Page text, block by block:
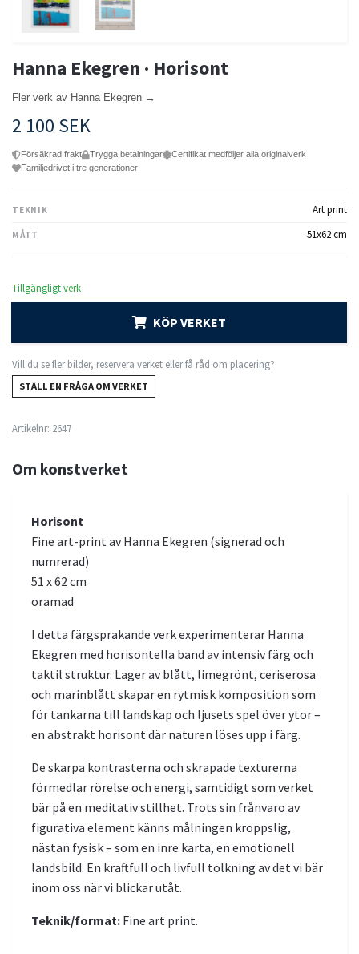
Hanna Ekegren · Horisont
Fler verk av Hanna Ekegren →
2 100 SEK
Försäkrad frakt Trygga betalningar
Certifikat medföljer alla originalverk
Familjedrivet i tre generationer
TEKNIK Art print
MÅTT 51x62 cm
Tillgängligt verk
KÖP VERKET
Vill du se fler bilder, reservera verket eller få råd om placering?
STÄLL EN FRÅGA OM VERKET
Artikelnr: 2647
Om konstverket
Horisont
Fine art-print av Hanna Ekegren (signerad och
numrerad)
51 x 62 cm
oramad
I detta färgsprakande verk experimenterar Hanna
Ekegren med horisontella band av intensiv färg och
taktil struktur. Lager av blått, limegrönt, ceriserosa
och marinblått skapar en rytmisk komposition som
för tankarna till landskap och ljusets spel över ytor –
en abstrakt horisont där naturen löses upp i färg.
De skarpa kontrasterna och skrapade texturerna
förmedlar rörelse och energi, samtidigt som verket
bär på en meditativ stillhet. Trots sin frånvaro av
figurativa element känns målningen kroppslig,
nästan fysisk – som en inre karta, en emotionell
landsbild. En kraftfull och livfull tolkning av det vi bär
inom oss när vi blickar utåt.
Teknik/format: Fine art print.